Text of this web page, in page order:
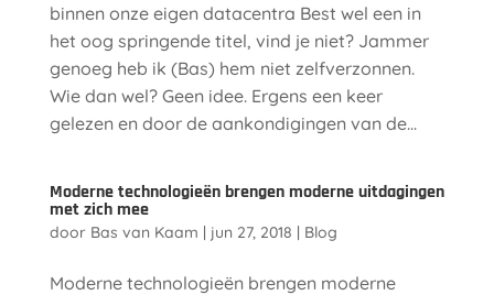
binnen onze eigen datacentra Best wel een in
het oog springende titel, vind je niet? Jammer
genoeg heb ik (Bas) hem niet zelfverzonnen.
Wie dan wel? Geen idee. Ergens een keer
gelezen en door de aankondigingen van de...
Moderne technologieën brengen moderne uitdagingen
met zich mee
door Bas van Kaam | jun 27, 2018 | Blog
Moderne technologieën brengen moderne